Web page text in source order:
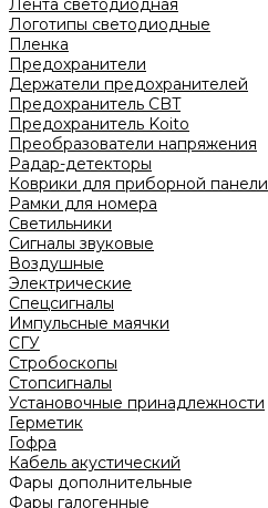
Лента светодиодная
Логотипы светодиодные
Пленка
Предохранители
Держатели предохранителей
Предохранитель CBT
Предохранитель Koito
Преобразователи напряжения
Радар-детекторы
Коврики для приборной панели
Рамки для номера
Светильники
Сигналы звуковые
Воздушные
Электрические
Спецсигналы
Импульсные маячки
СГУ
Стробоскопы
Стопсигналы
Установочные принадлежности
Герметик
Гофра
Кабель акустический
Фары дополнительные
Фары галогенные